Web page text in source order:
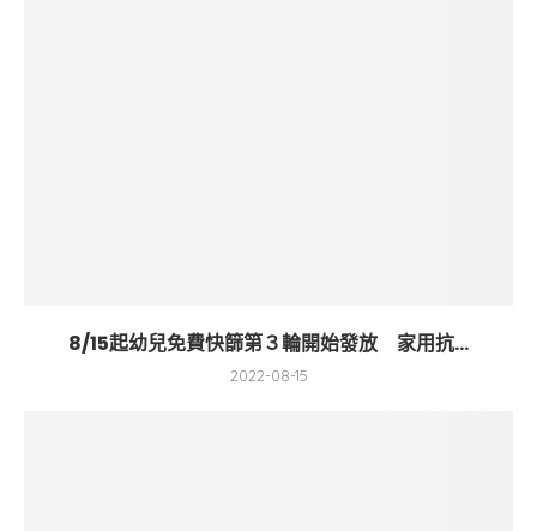
8/15起幼兒免費快篩第３輪開始發放 家用抗...
2022-08-15